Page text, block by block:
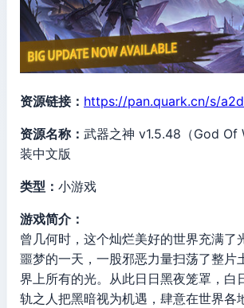
资源链接： https://pan.quark.cn/s/
资源名称： 武器之神 v1.5.48（God Of
装中文版
类型： 小游戏
游戏简介：
曾几何时，这个灿烂美好的世界充满了
噩梦的一天，一股邪恶力量扫荡了整片
界上所有的光。从此日日黑夜笼罩，白
轨之人把黑暗视为机遇，肆意在世界各